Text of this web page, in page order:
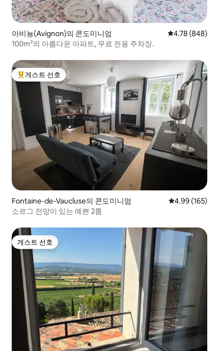
아비뇽(Avignon)의 콘도미니엄 평점 4.78점(5
4.78 (848)
100m²의 아름다운 아파트, 무료 전용 주차장.
상위 게스트 선호
게스트 선호
Fontaine-de-Vaucluse의 콘도미니엄 평점 4.99점(5
4.99 (165)
소르그 전망이 있는 예쁜 2룸
게스트 선호
게스트 선호